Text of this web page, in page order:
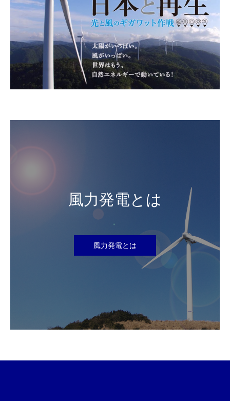
風力発電とは
風力発電とは